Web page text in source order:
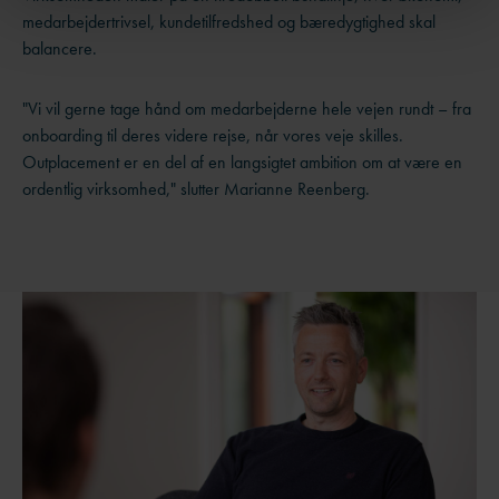
medarbejdertrivsel, kundetilfredshed og bæredygtighed skal
balancere.
"Vi vil gerne tage hånd om medarbejderne hele vejen rundt – fra
onboarding til deres videre rejse, når vores veje skilles.
Outplacement er en del af en langsigtet ambition om at være en
ordentlig virksomhed," slutter Marianne Reenberg.